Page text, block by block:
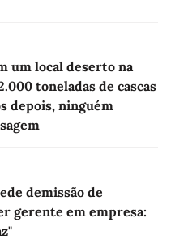
um local deserto na
toneladas de cascas
depois, ninguém
demissão de
gerente em empresa: